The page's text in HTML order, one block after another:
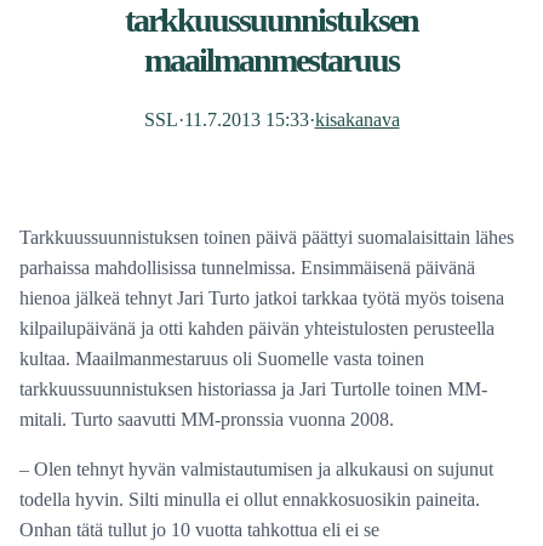
tarkkuussuunnistuksen
maailmanmestaruus
SSL·11.7.2013 15:33·kisakanava
Tarkkuussuunnistuksen toinen päivä päättyi suomalaisittain lähes
parhaissa mahdollisissa tunnelmissa. Ensimmäisenä päivänä
hienoa jälkeä tehnyt Jari Turto jatkoi tarkkaa työtä myös toisena
kilpailupäivänä ja otti kahden päivän yhteistulosten perusteella
kultaa. Maailmanmestaruus oli Suomelle vasta toinen
tarkkuussuunnistuksen historiassa ja Jari Turtolle toinen MM-
mitali. Turto saavutti MM-pronssia vuonna 2008.
– Olen tehnyt hyvän valmistautumisen ja alkukausi on sujunut
todella hyvin. Silti minulla ei ollut ennakkosuosikin paineita.
Onhan tätä tullut jo 10 vuotta tahkottua eli ei se